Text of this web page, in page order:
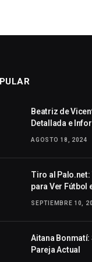
Beatriz de
Detallada e
AGOSTO 18, 2024
Tiro al Palo.net:
para Ver Fútbol
SEPTIEMBRE 10,
Aitana Bonmatí:
Pareja Actual